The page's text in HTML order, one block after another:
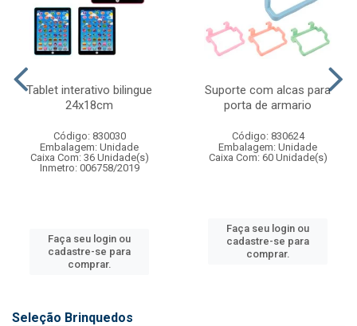
Tablet interativo bilingue
24x18cm
Código: 830030
Embalagem: Unidade
Caixa Com: 36 Unidade(s)
Inmetro: 006758/2019
Faça seu login ou
cadastre-se para
comprar.
Suporte com alcas para
porta de armario
Código: 830624
Embalagem: Unidade
Caixa Com: 60 Unidade(s)
Faça seu login ou
cadastre-se para
comprar.
Seleção Brinquedos